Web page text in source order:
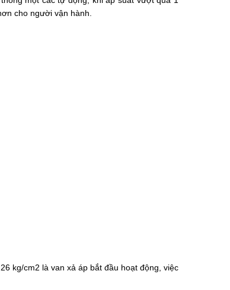
cho người vận hành.
kg/cm2 là van xả áp bắt đầu hoạt động, việc